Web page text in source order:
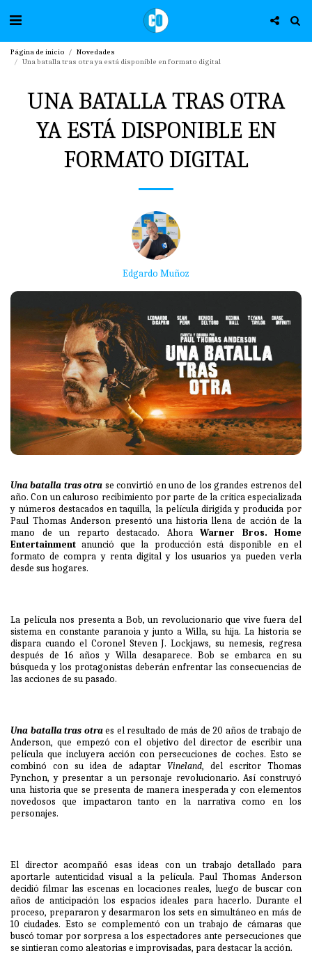
Página de inicio
Novedades
Una batalla tras otra ya está disponible en formato digital
UNA BATALLA TRAS OTRA
YA ESTÁ DISPONIBLE EN
FORMATO DIGITAL
Edgardo Muñoz
Una batalla tras otra se convirtió en uno de los grandes estrenos del
año. Con un caluroso recibimiento por parte de la crítica especializada
y números destacados en taquilla, la película dirigida y producida por
Paul Thomas Anderson presentó una historia llena de acción de la
mano de un reparto destacado. Ahora Warner Bros. Home
Entertainmentanunció que la producción está disponible en el
formato de compra y renta digital y los usuarios ya pueden verla
desde sus hogares.
La película nos presenta a Bob, un revolucionario que vive fuera del
sistema en constante paranoia y junto a Willa, su hija. La historia se
dispara cuando el Coronel Steven J. Lockjaws, su nemesis, regresa
después de 16 años y Willa desaparece. Bob se embarca en su
búsqueda y los protagonistas deberán enfrentar las consecuencias de
las acciones de su pasado.
Una batalla tras otraes el resultado de más de 20 años de trabajo de
Anderson, que empezó con el objetivo del director de escribir una
película que incluyera acción con persecuciones de coches. Esto se
combinó con su idea de adaptar Vineland, del escritor Thomas
Pynchon, y presentar a un personaje revolucionario. Así construyó
una historia que se presenta de manera inesperada y con elementos
novedosos que impactaron tanto en la narrativa como en los
personajes.
El director acompañó esas ideas con un trabajo detallado para
aportarle autenticidad visual a la película. Paul Thomas Anderson
decidió filmar las escenas en locaciones reales, luego de buscar con
años de anticipación los espacios ideales para hacerlo. Durante el
proceso, prepararon y desarmaron los sets en simultáneo en más de
10 ciudades. Esto se complementó con un trabajo de cámaras que
buscó tomar por sorpresa a los espectadores ante persecuciones que
se sintieran como aleatorias e improvisadas, para destacar la acción.